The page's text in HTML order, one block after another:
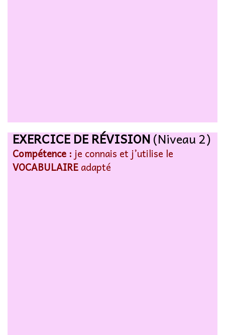
EXERCICE DE RÉVISION(Niveau 2)
Compétence : je connais et j’utilise le
VOCABULAIRE adapté